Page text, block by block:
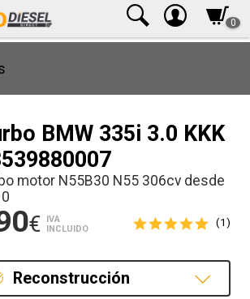
0
BMW 335i 3.0 KKK
motor N55B30 N55 306cv desde
€
IVA
INCLUIDO
(1)
Reconstrucción